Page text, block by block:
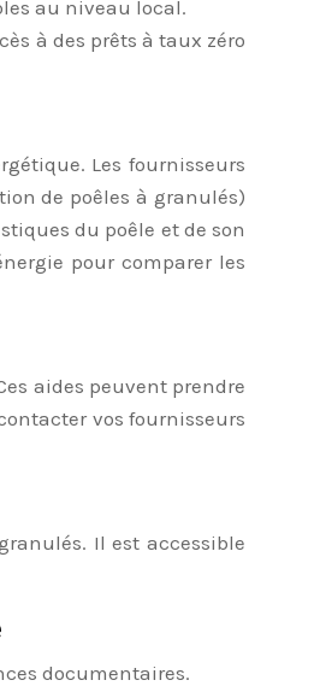
au niveau local.
à des prêts à taux zéro
Les fournisseurs
de poêles à granulés)
du poêle et de son
pour comparer les
aides peuvent prendre
vos fournisseurs
Il est accessible
documentaires.